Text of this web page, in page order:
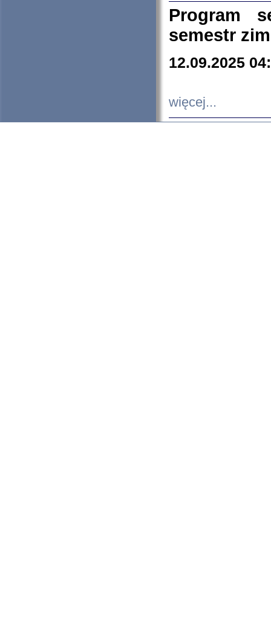
Program
semestr
12.09.2025
więcej...